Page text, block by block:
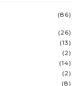
(86)
(26)
(13)
(2)
(14)
(2)
(8)